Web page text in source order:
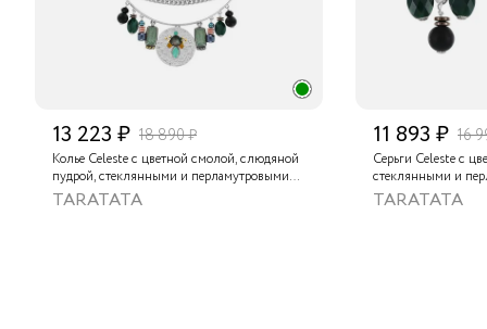
13 223 ₽ 18 890 ₽
Колье Celeste с цветной смолой, слюдяной
пудрой, стеклянными и перламутровыми
бусинами и стразами
TARATATA
11 893 ₽ 16
Серьги Celeste с
стеклянными и
стразами и
TARATATA